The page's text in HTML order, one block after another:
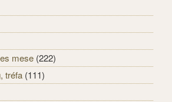
mese (222)
tréfa (111)